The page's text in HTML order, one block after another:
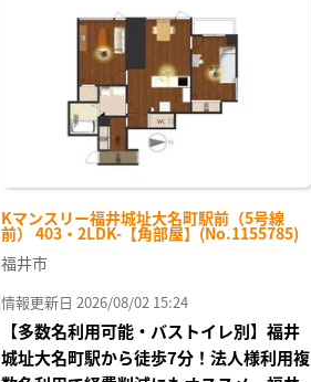
Kマンスリー福井城址大名町駅前（5号線
前） 403・2LDK-【角部屋】(No.1155785)
福井市
情報更新日 2026/08/02 15:24
【多数名利用可能・バストイレ別】福井
城址大名町駅から徒歩7分！法人様利用複